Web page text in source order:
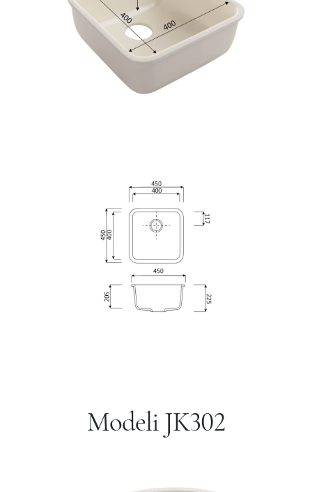
Modeli JK302